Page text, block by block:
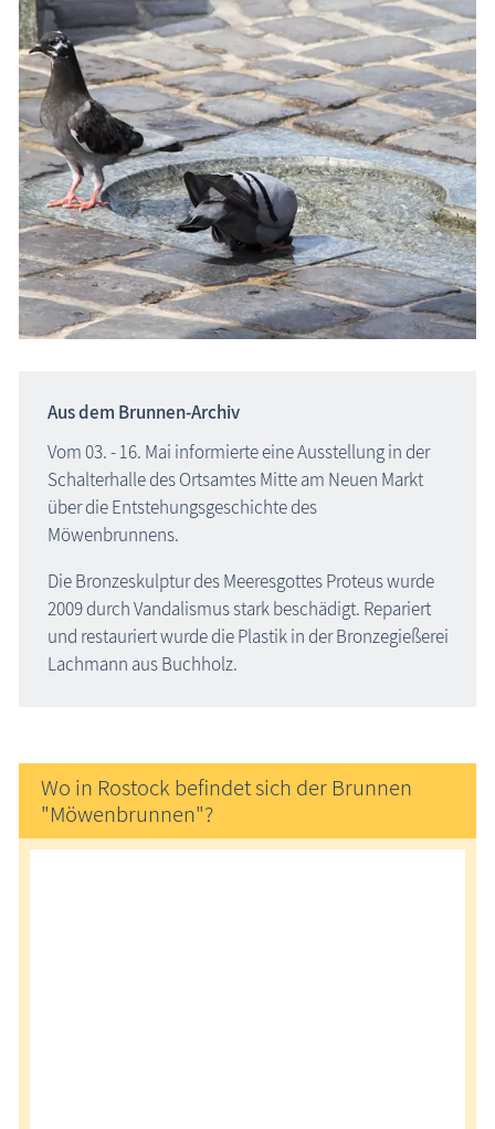
Aus dem Brunnen-Archiv
Vom 03. - 16. Mai informierte eine Ausstellung in der
Schalterhalle des Ortsamtes Mitte am Neuen Markt
über die Entstehungsgeschichte des
Möwenbrunnens.
Die Bronzeskulptur des Meeresgottes Proteus wurde
2009 durch Vandalismus stark beschädigt. Repariert
und restauriert wurde die Plastik in der Bronzegießerei
Lachmann aus Buchholz.
Wo in Rostock befindet sich der Brunnen
"Möwenbrunnen"?